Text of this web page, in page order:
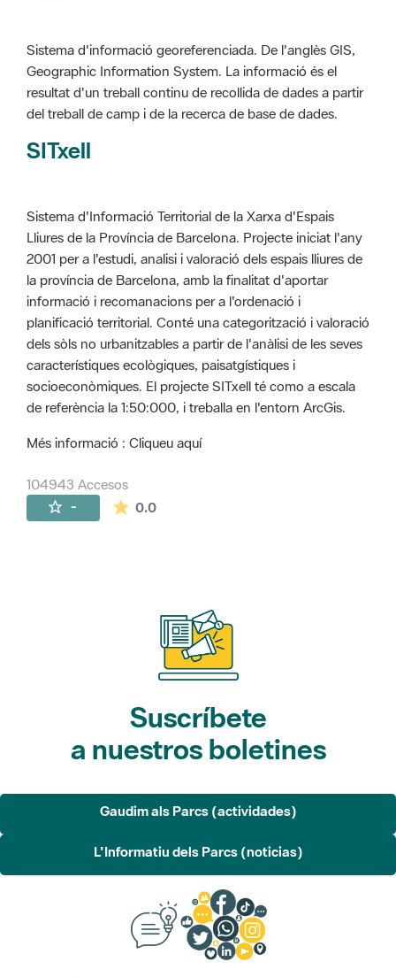
Sistema d'informació georeferenciada. De l'anglès GIS,
Geographic Information System. La informació és el
resultat d'un treball continu de recollida de dades a partir
del treball de camp i de la recerca de base de dades.
SITxell
Sistema d'Informació Territorial de la Xarxa d'Espais
Lliures de la Província de Barcelona. Projecte iniciat l'any
2001 per a l'estudi, analisi i valoració dels espais lliures de
la província de Barcelona, amb la finalitat d'aportar
informació i recomanacions per a l'ordenació i
planificació territorial. Conté una categorització i valoració
dels sòls no urbanitzables a partir de l'anàlisi de les seves
característiques ecològiques, paisatgístiques i
socioeconòmiques. El projecte SITxell té como a escala
de referència la 1:50:000, i treballa en l'entorn ArcGis.
Més informació : Cliqueu aquí
104943 Accesos
- 0.0La valoración media es de 0 estrellas de
Suscríbete
a nuestros boletines
Gaudim als Parcs (actividades)
L'Informatiu dels Parcs (noticias)